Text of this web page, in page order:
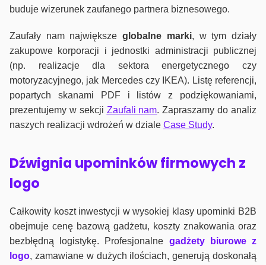
buduje wizerunek zaufanego partnera biznesowego.
Zaufały nam największeglobalne marki, w tym działy
zakupowe korporacji i jednostki administracji publicznej
(np. realizacje dla sektora energetycznego czy
motoryzacyjnego, jak Mercedes czy IKEA). Listę referencji,
popartych skanami PDF i listów z podziękowaniami,
prezentujemy w sekcji Zaufali nam. Zapraszamy do analiz
naszych realizacji wdrożeń w dziale Case Study.
Dźwignia upominków firmowych z
logo
Całkowity koszt inwestycji w wysokiej klasy upominki B2B
obejmuje cenę bazową gadżetu, koszty znakowania oraz
bezbłędną logistykę. Profesjonalne gadżety biurowe z
logo, zamawiane w dużych ilościach, generują doskonałą